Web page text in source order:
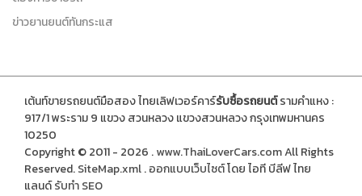
ข่าวยานยนต์ทันกระแส
เต้นท์ขายรถยนต์มือสอง ไทยเลิฟเวอร์คาร์รับซื้อรถยนต์รามคำแหง :
917/1 พระราม 9 แขวง สวนหลวง แขวงสวนหลวง กรุงเทพมหานคร
10250
Copyright © 2011 - 2026 .www.ThaiLoverCars.comAll Rights
Reserved.SiteMap.xml.ออกแบบเว็บไซต์โดย ไอที บีลีฟ ไทย
แลนด์รับทำ SEO